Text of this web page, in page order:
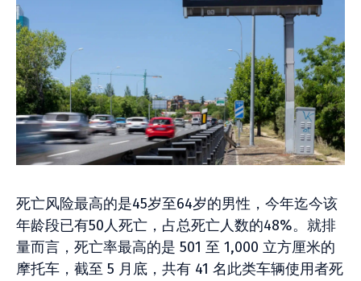
死亡风险最高的是45岁至64岁的男性，今年迄今该
年龄段已有50人死亡，占总死亡人数的48%。就排
量而言，死亡率最高的是 501 至 1,000 立方厘米的
摩托车，截至 5 月底，共有 41 名此类车辆使用者死